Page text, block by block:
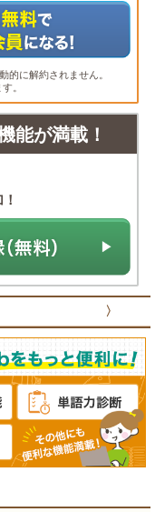
に解約されません。
。
能が満載！
〉